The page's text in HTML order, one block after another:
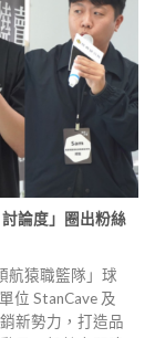
論度」圈出粉絲
航猿職籃隊」球
位 StanCave 及
新勢力，打造品